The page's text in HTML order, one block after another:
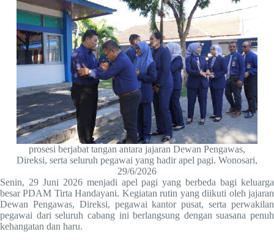
prosesi berjabat tangan antara jajaran Dewan Pengawas,
Direksi, serta seluruh pegawai yang hadir apel pagi. Wonosari,
29/6/2026
Senin, 29 Juni 2026 menjadi apel pagi yang berbeda bagi keluarga
besar PDAM Tirta Handayani. Kegiatan rutin yang diikuti oleh jajaran
Dewan Pengawas, Direksi, pegawai kantor pusat, serta perwakilan
pegawai dari seluruh cabang ini berlangsung dengan suasana penuh
kehangatan dan haru.